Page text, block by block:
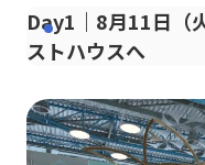
Day1｜8月11日（
ストハウスへ